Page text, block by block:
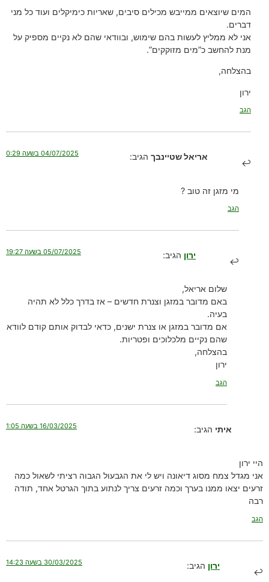
המים שיוצאים ממייבש מכילים סיבים, שאריות כימיקלים ועוד כל מני
דברים.
אני לא ממליץ לעשות בהם שימוש, ובוודאי שהם לא נקיים מספיק על
מנת להחשב כ”מים מזוקקים”.
בהצלחה,
ירון
הגב
אריאל שטיינבך הגיב: 04/07/2025 בשעה 0:29
מי מזגן זה טוב ?
הגב
ירון הגיב: 05/07/2025 בשעה 19:27
שלום אריאל,
באם מדובר במזגן וצנרת חדשים – אז בדרך כלל לא תהיה
בעיה.
אם מדובר במזגן או צנרת ישנים, כדאי לבדוק אותם קודם לוודא
שהם נקיים מלכלוכים ופטריות.
בהצלחה,
ירון
הגב
איתי הגיב: 16/03/2025 בשעה 1:05
היי ירון
אני מגדל צמח מסוג דיאונה ויש לי את הגבעול הגבוה רציתי לשאול כמה
זרעים יצאו ממנו בערך וכמה זרעים צריך לנתוע בתוך הגרטל אחד, תודה
רבה
הגב
ירון הגיב: 30/03/2025 בשעה 14:23